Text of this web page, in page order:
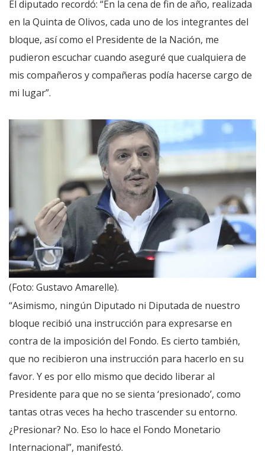
El diputado recordó: “En la cena de fin de año, realizada
en la Quinta de Olivos, cada uno de los integrantes del
bloque, así como el Presidente de la Nación, me
pudieron escuchar cuando aseguré que cualquiera de
mis compañeros y compañeras podía hacerse cargo de
mi lugar”.
(Foto: Gustavo Amarelle).
“Asimismo, ningún Diputado ni Diputada de nuestro
bloque recibió una instrucción para expresarse en
contra de la imposición del Fondo. Es cierto también,
que no recibieron una instrucción para hacerlo en su
favor. Y es por ello mismo que decido liberar al
Presidente para que no se sienta ‘presionado’, como
tantas otras veces ha hecho trascender su entorno.
¿Presionar? No. Eso lo hace el Fondo Monetario
Internacional”, manifestó.